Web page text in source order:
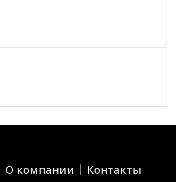
О компании Контакты